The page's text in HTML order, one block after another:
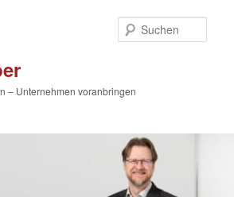
– Unternehmen voranbringen